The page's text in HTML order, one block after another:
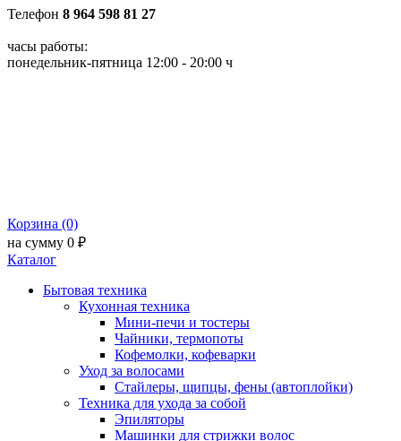
Телефон 8 964 598 81 27
часы работы:
понедельник-пятница 12:00 - 20:00 ч
Корзина (0)
на сумму 0 ₽
Каталог
Бытовая техника
Кухонная техника
Мини-печи и тостеры
Чайники, термопоты
Кофемолки, кофеварки
Уход за волосами
Стайлеры, щипцы, фены (автоплойки)
Техника для ухода за собой
Эпиляторы
Машинки для стрижки волос